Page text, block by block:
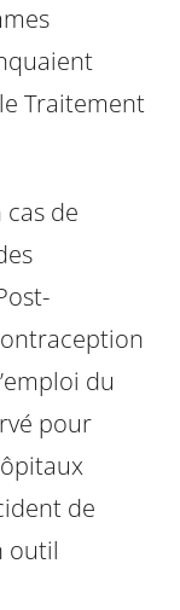
Traitement
de
du
pour
de
outil